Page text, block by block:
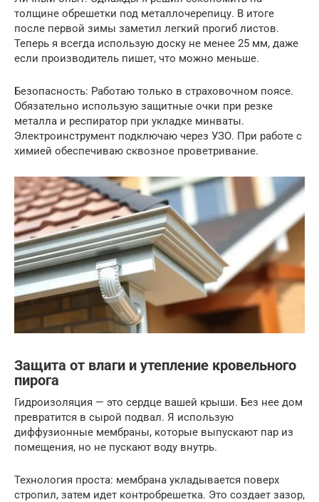
толщине обрешетки под металлочерепицу. В итоге
после первой зимы заметил легкий прогиб листов.
Теперь я всегда использую доску не менее 25 мм, даже
если производитель пишет, что можно меньше.
Безопасность: Работаю только в страховочном поясе.
Обязательно использую защитные очки при резке
металла и респиратор при укладке минваты.
Электроинструмент подключаю через УЗО. При работе с
химией обеспечиваю сквозное проветривание.
Защита от влаги и утепление кровельного
пирога
Гидроизоляция — это сердце вашей крыши. Без нее дом
превратится в сырой подвал. Я использую
диффузионные мембраны, которые выпускают пар из
помещения, но не пускают воду внутрь.
Технология проста: мембрана укладывается поверх
стропил, затем идет контробрешетка. Это создает зазор,